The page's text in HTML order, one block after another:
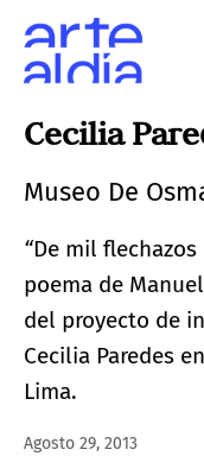
Cecilia
Museo De
“De mil
poema de
del proyecto de
Cecilia Paredes
Lima.
Agosto 29, 2013